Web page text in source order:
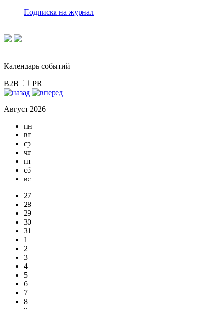
Подписка на журнал
Календарь событий
B2B PR
Август 2026
пн
вт
ср
чт
пт
сб
вс
27
28
29
30
31
1
2
3
4
5
6
7
8